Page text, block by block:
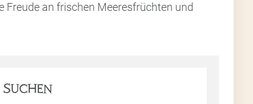
Freude an frischen Meeresfrüchten und
Suchen